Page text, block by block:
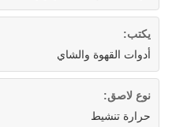
يكتب:
أدوات القهوة والشاي
نوع لاصق:
حرارة تنشيط